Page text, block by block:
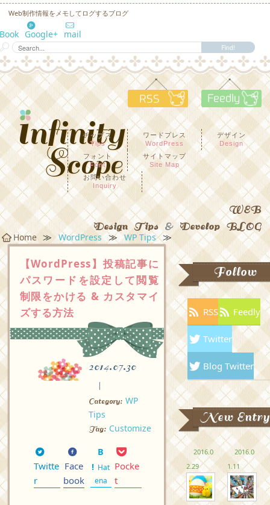
Web制作情報をメモしてログするブログ
Google+ mail
RSS
チップス
Tips
ワードプレス
WordPress
デザイン
Design
フォント
Font
サイトマップ
Site Map
お問い合わせ
Inquiry
WEB
Design Tips & Develop BLOG
Home ≫ WordPress ≫ WP Tips ≫
【WordPress】投稿記事に
パスワードを設定して閲覧
制限をかける & カスタマイ
ズする方法
2014.07.30
Category: WP
Tips
Tag: Customize
Twitte
r
Face
book
Hat
ena
Pocke
t
Follow
RSS Feedly
Twitter
Blog Twitter
New Entry
2016.0
2.29
2016.0
1.11